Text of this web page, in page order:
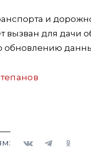
и
вызван для дачи
обновлению